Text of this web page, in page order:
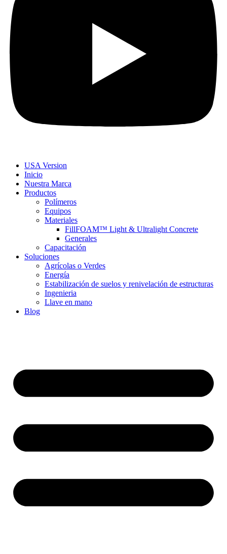
USA Version
Inicio
Nuestra Marca
Productos
Polímeros
Equipos
Materiales
FillFOAM™ Light & Ultralight Concrete
Generales
Capacitación
Soluciones
Agrícolas o Verdes
Energía
Estabilización de suelos y renivelación de estructuras
Ingenieria
Llave en mano
Blog